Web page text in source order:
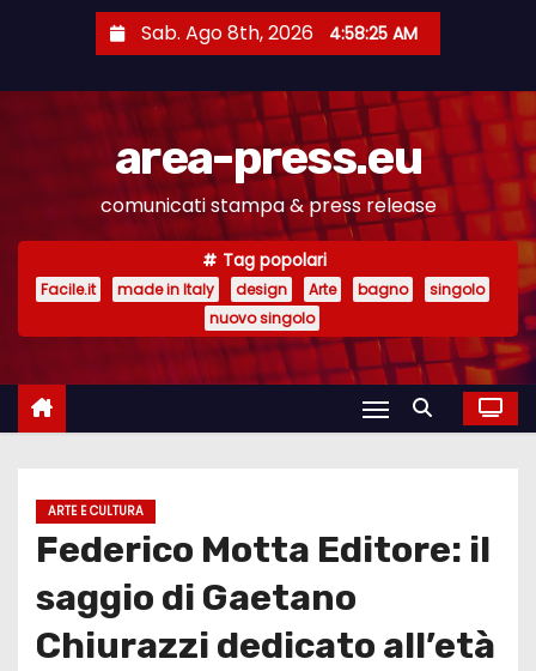
e
Sab. Ago 8th, 2026 4:58:25 AM
area-press.eu
comunicati stampa & press release
Tag popolari
Facile.it made in Italy design Arte bagno
singolo
nuovo singolo
ARTE E CULTURA
Federico Motta Editore: il
saggio di Gaetano
Chiurazzi dedicato all’età